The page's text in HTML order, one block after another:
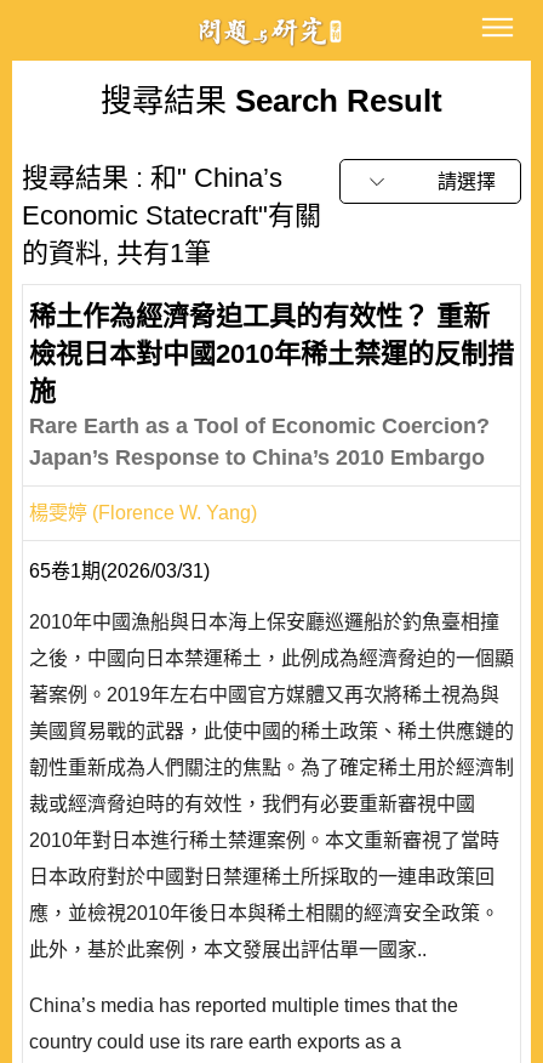
搜尋結果 Search Result
搜尋結果 : 和" China’s
Economic Statecraft"有關
的資料, 共有1筆
請選擇
稀土作為經濟脅迫工具的有效性？ 重新
檢視日本對中國2010年稀土禁運的反制措
施
Rare Earth as a Tool of Economic Coercion?
Japan’s Response to China’s 2010 Embargo
楊雯婷 (Florence W. Yang)
65卷1期(2026/03/31)
2010年中國漁船與日本海上保安廳巡邏船於釣魚臺相撞
之後，中國向日本禁運稀土，此例成為經濟脅迫的一個顯
著案例。2019年左右中國官方媒體又再次將稀土視為與
美國貿易戰的武器，此使中國的稀土政策、稀土供應鏈的
韌性重新成為人們關注的焦點。為了確定稀土用於經濟制
裁或經濟脅迫時的有效性，我們有必要重新審視中國
2010年對日本進行稀土禁運案例。本文重新審視了當時
日本政府對於中國對日禁運稀土所採取的一連串政策回
應，並檢視2010年後日本與稀土相關的經濟安全政策。
此外，基於此案例，本文發展出評估單一國家..
China’s media has reported multiple times that the
country could use its rare earth exports as a